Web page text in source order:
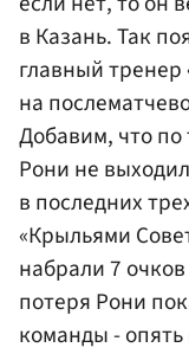
в Казань. Так
главный
на
Добавим, что
Рони не
в последних
«Крыльями
набрали 7
потеря Рони
команды -